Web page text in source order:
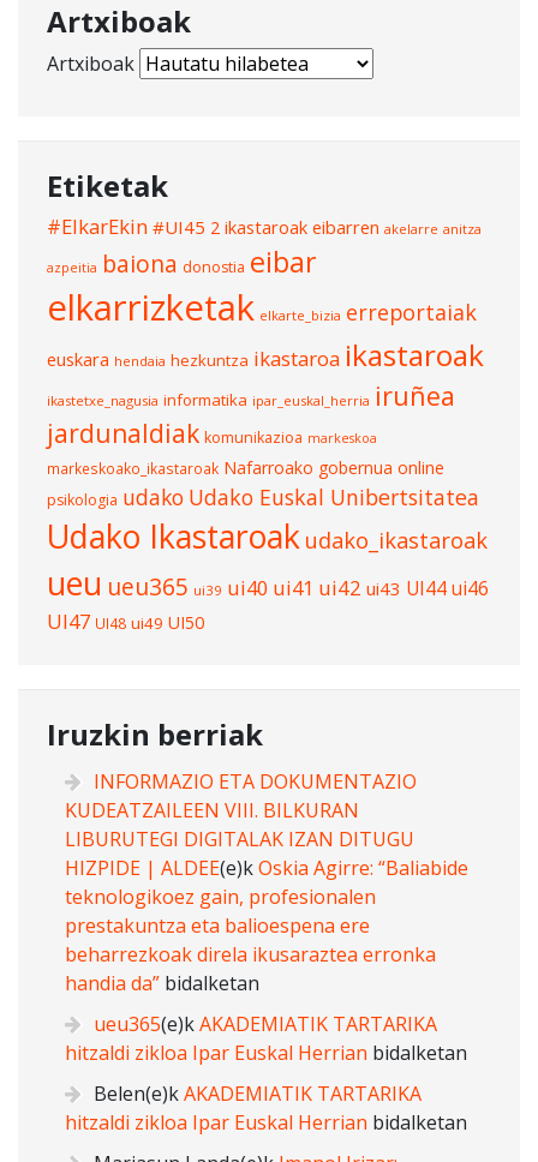
Artxiboak
Artxiboak
Etiketak
#ElkarEkin #UI45 2 ikastaroak eibarren akelarre anitza
azpeitia baiona donostia eibar
elkarrizketak elkarte_bizia erreportaiak
euskara hendaia hezkuntza ikastaroa ikastaroak
ikastetxe_nagusia informatika ipar_euskal_herria iruñea
jardunaldiak komunikazioa markeskoa
markeskoako_ikastaroak Nafarroako gobernua online
psikologia udako Udako Euskal Unibertsitatea
Udako Ikastaroak udako_ikastaroak
ueu ueu365 ui39 ui40 ui41 ui42 ui43 UI44ui46
UI47 UI48 ui49 UI50
Iruzkin berriak
INFORMAZIO ETA DOKUMENTAZIO
KUDEATZAILEEN VIII. BILKURAN
LIBURUTEGI DIGITALAK IZAN DITUGU
HIZPIDE | ALDEE(e)kOskia Agirre: “Baliabide
teknologikoez gain, profesionalen
prestakuntza eta balioespena ere
beharrezkoak direla ikusaraztea erronka
handia da” bidalketan
ueu365(e)kAKADEMIATIK TARTARIKA
hitzaldi zikloa Ipar Euskal Herrian bidalketan
Belen(e)kAKADEMIATIK TARTARIKA
hitzaldi zikloa Ipar Euskal Herrian bidalketan